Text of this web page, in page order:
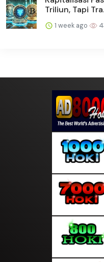
Triliun, Tapi
1 week ago